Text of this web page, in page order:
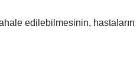
edilebilmesinin, hastaların